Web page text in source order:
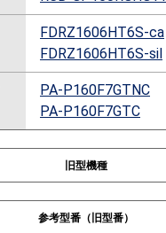
FDRZ1606HT6S-ca
FDRZ1606HT6S-sil
PA-P160F7GTNC
PA-P160F7GTC
旧型機種
SSRB160BCM
SSRB160CM
参考型番（旧型番）